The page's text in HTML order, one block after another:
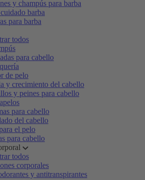
y champús para barba
barba
para barba
todos
para cabello
de pelo
y crecimiento del cabello
y peines para cabello
para cabello
del cabello
el pelo
para cabello
todos
corporales
y antitranspirantes